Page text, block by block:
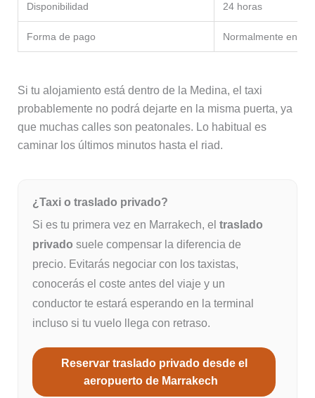
Disponibilidad 24 horas
Forma de pago Normalmente en
Si tu alojamiento está dentro de la Medina, el taxi
probablemente no podrá dejarte en la misma puerta, ya
que muchas calles son peatonales. Lo habitual es
caminar los últimos minutos hasta el riad.
¿Taxi o traslado privado?
Si es tu primera vez en Marrakech, el traslado
privado suele compensar la diferencia de
precio. Evitarás negociar con los taxistas,
conocerás el coste antes del viaje y un
conductor te estará esperando en la terminal
incluso si tu vuelo llega con retraso.
Reservar traslado privado desde el
aeropuerto de Marrakech